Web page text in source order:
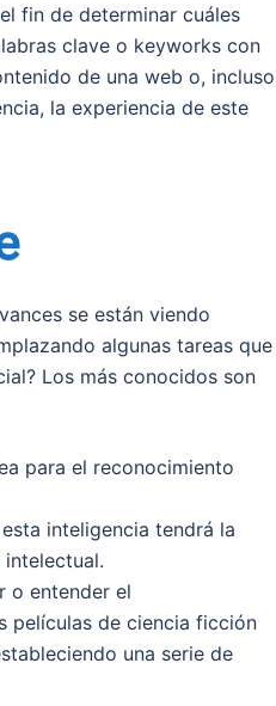
fin de determinar cuáles
clave o keyworks con
de una web o, incluso
la experiencia de este
se están viendo
algunas tareas que
Los más conocidos son
para el reconocimiento
inteligencia tendrá la
o entender el
películas de ciencia ficción
una serie de